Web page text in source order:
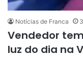
Notícias de Franca
Vendedor
luz do dia na